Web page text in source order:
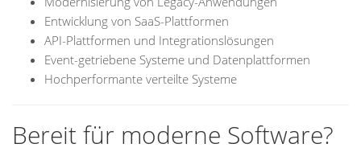
Entwicklung von SaaS-Plattformen
API-Plattformen und Integrationslösungen
Event-getriebene Systeme und Datenplattformen
Hochperformante verteilte Systeme
Bereit für moderne Software?